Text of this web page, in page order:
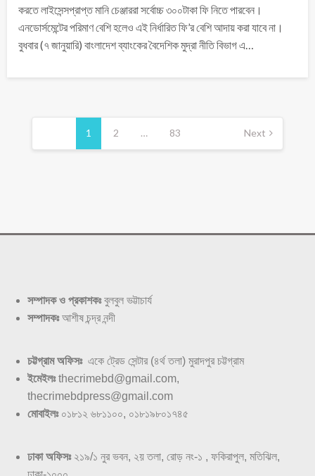
করতে লাইসেন্সপ্রাপ্ত মানি চেঞ্জাররা সর্বোচ্চ ৩০০টাকা ফি নিতে পারবেন।
এনডোর্সমেন্টের পরিমাণ বেশি হলেও এই নির্ধারিত ফি’র বেশি আদায় করা যাবে না।
বুধবার (৭ জানুয়ারি) বাংলাদেশ ব্যাংকের বৈদেশিক মুদ্রা নীতি বিভাগ এ…
1 2 … 83 Next
সম্পাদক ও প্রকাশকঃবুলবুল ভট্টাচার্য
সম্পাদকঃআশীষ চন্দ্র নন্দী
চট্টগ্রাম অফিসঃএকে ট্রেড সেন্টার (৪র্থ তলা) মুরাদপুর চট্টগ্রাম
ইমেইলঃthecrimebd@gmail.com,
thecrimebdpress@gmail.com
মোবাইলঃ০১৮১২ ৬৮১১০০, ০১৮১৯৮০১৭৪৫
ঢাকা অফিসঃ২১৯/১ নুর ভবন, ২য় তলা, রোড় নং-১ , ফকিরাপুল, মতিঝিল,